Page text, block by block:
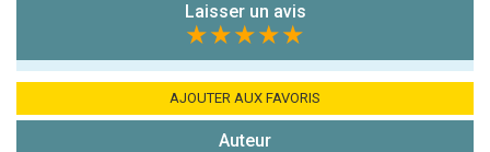
Note que vous souhaitez attribuer :
Antispam -
7x4 (en
Laisser un avis
★★★★★
AJOUTER AUX FAVORIS
Auteur